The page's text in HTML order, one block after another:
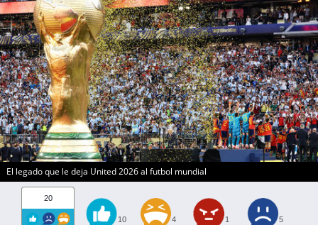
El legado que le deja United 2026 al futbol mundial
20
10 4 1 5